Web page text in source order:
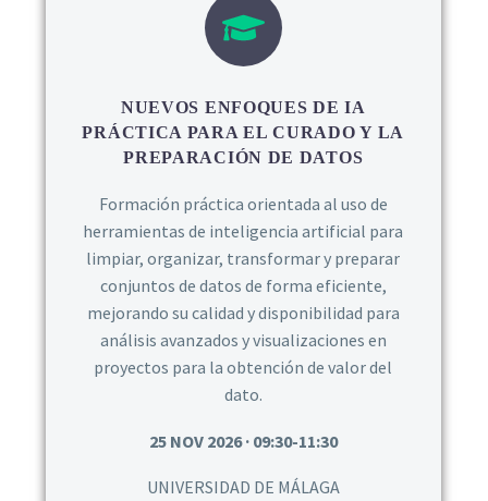
NUEVOS ENFOQUES DE IA
PRÁCTICA PARA EL CURADO Y LA
PREPARACIÓN DE DATOS
Formación práctica orientada al uso de
herramientas de inteligencia artificial para
limpiar, organizar, transformar y preparar
conjuntos de datos de forma eficiente,
mejorando su calidad y disponibilidad para
análisis avanzados y visualizaciones en
proyectos para la obtención de valor del
dato.
25 NOV 2026 · 09:30-11:30
UNIVERSIDAD DE MÁLAGA